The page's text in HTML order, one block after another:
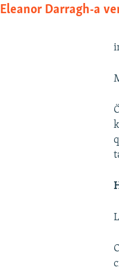
Eleanor Darragh-a